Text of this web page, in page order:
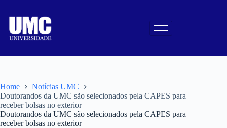
Home
Notícias UMC
Doutorandos da UMC são selecionados pela CAPES para
receber bolsas no exterior
Doutorandos da UMC são selecionados pela CAPES para
receber bolsas no exterior